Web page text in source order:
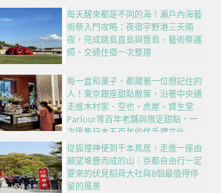
每天醒來都是不同的海！瀨戶內海藝
術祭入門攻略：夜宿宇野港三天兩
夜，完成跳島直島與豐島、藝術祭護
照、交通住宿一次整理
每一盒和菓子，都藏著一位想記住的
人！東京銀座甜點散策，沿著中央通
走進木村家、空也、虎屋、資生堂
Parlour等百年老舖與限定甜點，一
次匯集日本五百年的伴手禮文化
從狐狸神使到千本鳥居，走進一座由
願望堆疊而成的山｜京都自由行一定
要來的伏見稻荷大社與8個最值得停
留的風景